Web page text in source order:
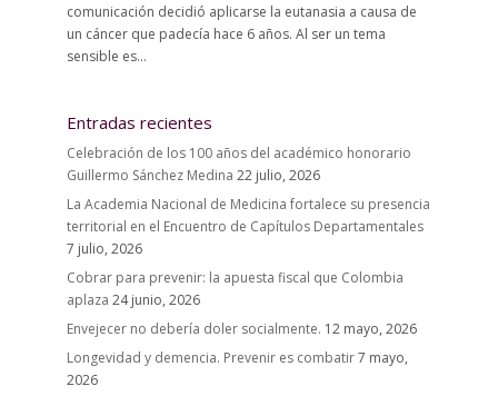
comunicación decidió aplicarse la eutanasia a causa de
un cáncer que padecía hace 6 años. Al ser un tema
sensible es...
Entradas recientes
Celebración de los 100 años del académico honorario
Guillermo Sánchez Medina 22 julio, 2026
La Academia Nacional de Medicina fortalece su presencia
territorial en el Encuentro de Capítulos Departamentales
7 julio, 2026
Cobrar para prevenir: la apuesta fiscal que Colombia
aplaza 24 junio, 2026
Envejecer no debería doler socialmente. 12 mayo, 2026
Longevidad y demencia. Prevenir es combatir7 mayo,
2026